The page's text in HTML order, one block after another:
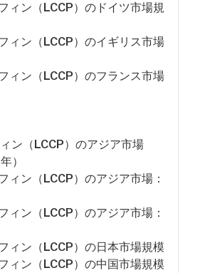
ィン（LCCP）のドイツ市場規
ィン（LCCP）のイギリス市場
ィン（LCCP）のフランス市場
ン（LCCP）のアジア市場
）
ィン（LCCP）のアジア市場：
ィン（LCCP）のアジア市場：
ィン（LCCP）の日本市場規模
ィン（LCCP）の中国市場規模